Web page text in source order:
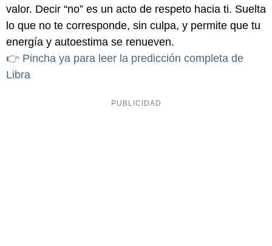
valor. Decir “no” es un acto de respeto hacia ti. Suelta
lo que no te corresponde, sin culpa, y permite que tu
energía y autoestima se renueven.
👉 Pincha ya para leer la predicción completa de
Libra